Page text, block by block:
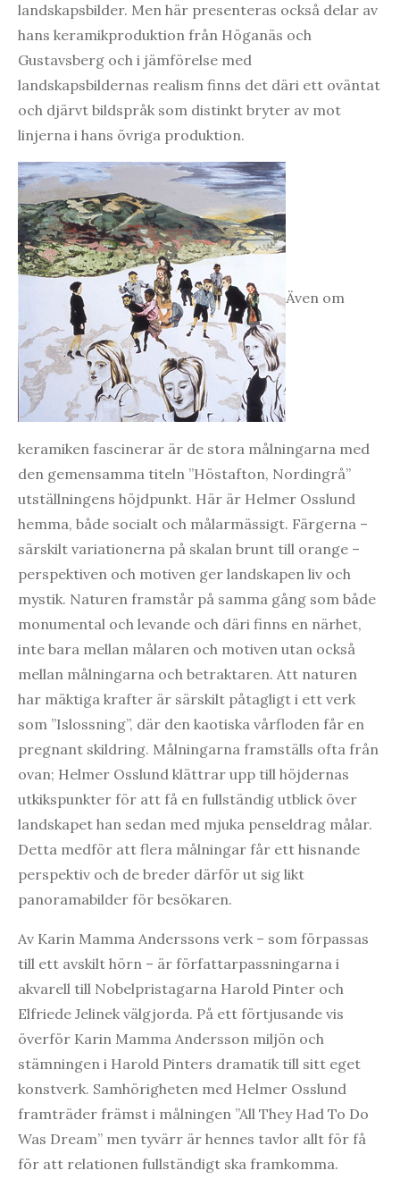
landskapsbilder. Men här presenteras också delar av
hans keramikproduktion från Höganäs och
Gustavsberg och i jämförelse med
landskapsbildernas realism finns det däri ett oväntat
och djärvt bildspråk som distinkt bryter av mot
linjerna i hans övriga produktion.
Även om
keramiken fascinerar är de stora målningarna med
den gemensamma titeln ”Höstafton, Nordingrå”
utställningens höjdpunkt. Här är Helmer Osslund
hemma, både socialt och målarmässigt. Färgerna –
särskilt variationerna på skalan brunt till orange –
perspektiven och motiven ger landskapen liv och
mystik. Naturen framstår på samma gång som både
monumental och levande och däri finns en närhet,
inte bara mellan målaren och motiven utan också
mellan målningarna och betraktaren. Att naturen
har mäktiga krafter är särskilt påtagligt i ett verk
som ”Islossning”, där den kaotiska vårfloden får en
pregnant skildring. Målningarna framställs ofta från
ovan; Helmer Osslund klättrar upp till höjdernas
utkikspunkter för att få en fullständig utblick över
landskapet han sedan med mjuka penseldrag målar.
Detta medför att flera målningar får ett hisnande
perspektiv och de breder därför ut sig likt
panoramabilder för besökaren.
Av Karin Mamma Anderssons verk – som förpassas
till ett avskilt hörn – är författarpassningarna i
akvarell till Nobelpristagarna Harold Pinter och
Elfriede Jelinek välgjorda. På ett förtjusande vis
överför Karin Mamma Andersson miljön och
stämningen i Harold Pinters dramatik till sitt eget
konstverk. Samhörigheten med Helmer Osslund
framträder främst i målningen ”All They Had To Do
Was Dream” men tyvärr är hennes tavlor allt för få
för att relationen fullständigt ska framkomma.